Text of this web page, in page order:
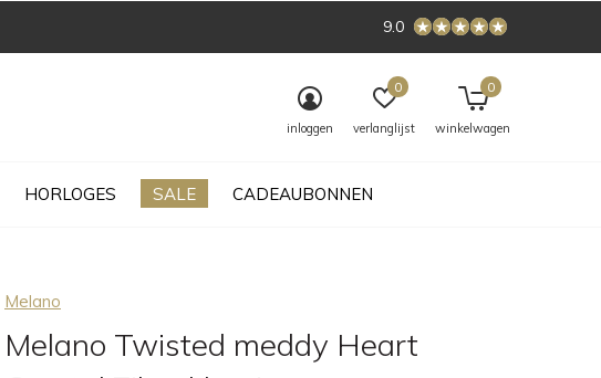
HORLOGES SALE CADEAUBONNEN
inloggen verlanglijst
0
winkelwagen
0
9.0
Melano
Melano Twisted meddy Heart